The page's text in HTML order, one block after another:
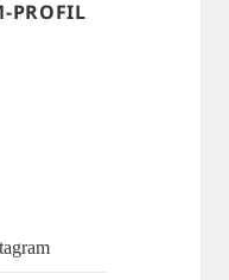
PROFIL